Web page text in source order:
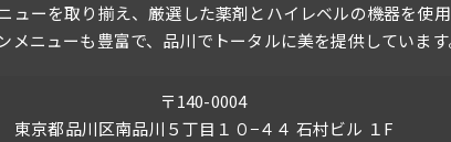
ューを取り揃え、厳選した薬剤とハイレベルの機器を使
メニューも豊富で、品川でトータルに美を提供していま
〒140-0004
東京都品川区南品川５丁目１０−４４ 石村ビル １F